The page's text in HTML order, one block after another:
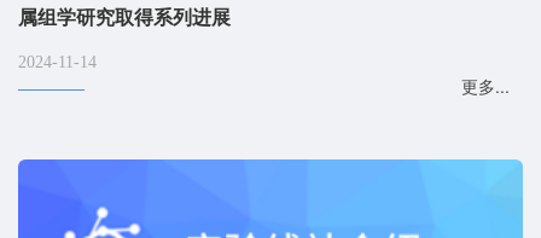
属组学研究取得系列进展
2024-11-14
更多...